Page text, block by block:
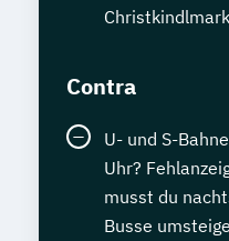
Contra
U- und S-
Uhr?
musst du
Busse